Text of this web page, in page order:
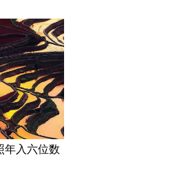
年入六位数